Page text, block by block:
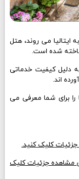
ایتالیا می روند، هتل
شده است.
دلیل کیفیت خدماتی
اند.
را برای شما معرفی می
جزئیات کلیک کنید.
مشاهده جزئیات کلیک